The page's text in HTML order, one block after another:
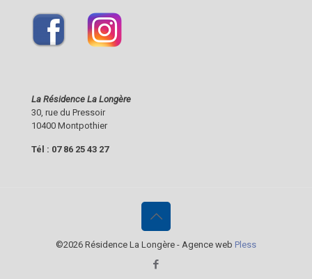
La Résidence La Longère
30, rue du Pressoir
10400 Montpothier
Tél : 07 86 25 43 27
©2026 Résidence La Longère - Agence web Pless